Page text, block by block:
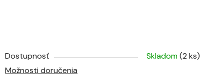
Dostupnosť Skladom(2 ks)
Možnosti doručenia